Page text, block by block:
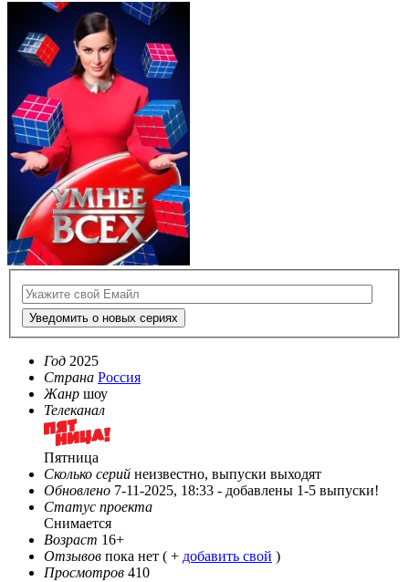
Уведомить о новых сериях
Год 2025
Страна Россия
Жанр шоу
Телеканал
Пятница
Сколько серий неизвестно, выпуски выходят
Обновлено 7-11-2025, 18:33 - добавлены 1-5 выпуски!
Статус проекта
Снимается
Возраст 16+
Отзывов пока нет ( + добавить свой )
Просмотров 410